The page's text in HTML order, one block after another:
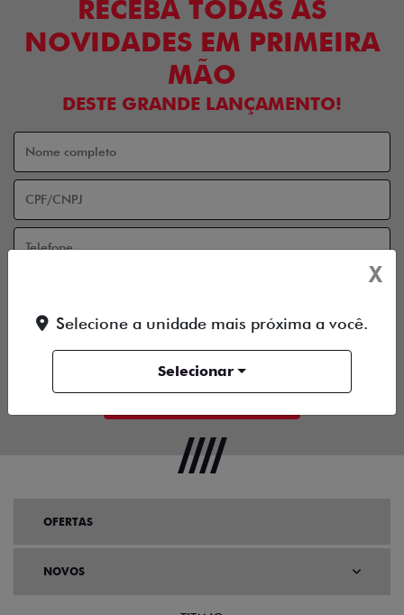
RECEBA TODAS AS
NOVIDADES EM PRIMEIRA
MÃO
DESTE GRANDE LANÇAMENTO!
Aceito receber comunicação via e-mail
Aceito receber comunicação via celular
ENTRAR EM CONTATO
OFERTAS
NOVOS
X
Selecione a unidade mais próxima a você.
Selecionar